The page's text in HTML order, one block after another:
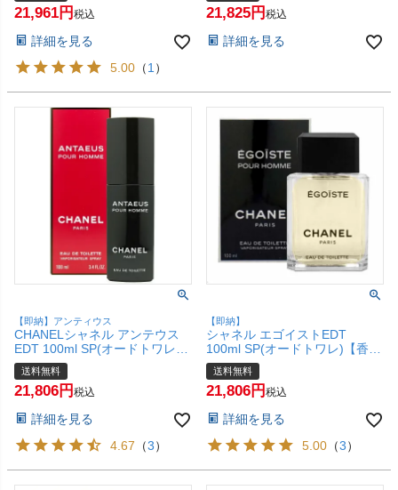
21,961 税込
詳細を見る
5.00 （1）
21,825 税込
詳細を見る
【即納】アンティウス
CHANELシャネル アンテウス
EDT 100ml SP(オードトワレ)
【香水】【宅配便送料無料】
送料無料
21,806 税込
詳細を見る
4.67 （3）
【即納】
シャネル エゴイストEDT
100ml SP(オードトワレ)【香
水】【宅配便送料無料】
送料無料
21,806 税込
詳細を見る
5.00 （3）